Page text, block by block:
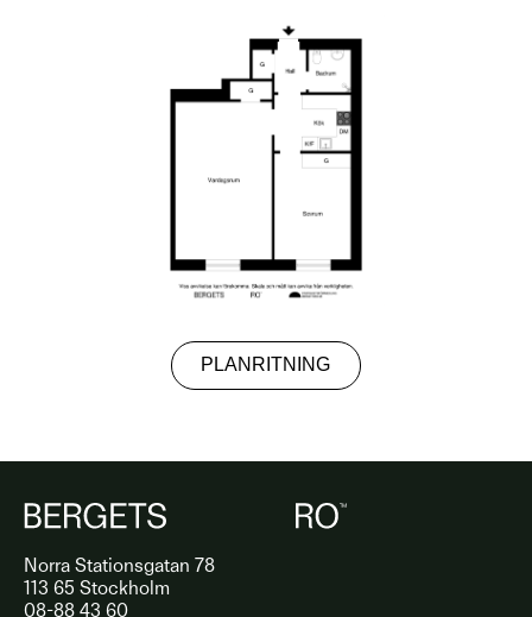
PLANRITNING
Norra Stationsgatan 78
113 65 Stockholm
08-88 43 60